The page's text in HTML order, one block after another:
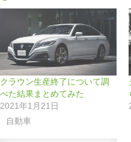
クラウン生産終了について調
べた結果まとめてみた
2021年1月21日
自動車